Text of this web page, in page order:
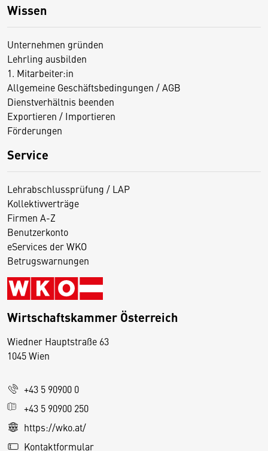
Wissen
Unternehmen gründen
Lehrling ausbilden
1. Mitarbeiter:in
Allgemeine Geschäftsbedingungen / AGB
Dienstverhältnis beenden
Exportieren / Importieren
Förderungen
Service
Lehrabschlussprüfung / LAP
Kollektivverträge
Firmen A-Z
Benutzerkonto
eServices der WKO
Betrugswarnungen
Wirtschaftskammer Österreich
Wiedner Hauptstraße 63
1045 Wien
+43 5 90900 0
+43 5 90900 250
https://wko.at/
Kontaktformular
D
s
e
S
e